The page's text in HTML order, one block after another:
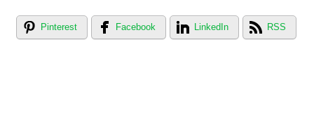
Pinterest Facebook LinkedIn RSS